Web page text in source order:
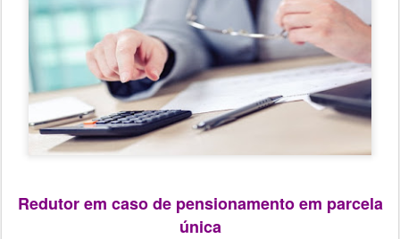
Redutor em caso de pensionamento em parcela
única